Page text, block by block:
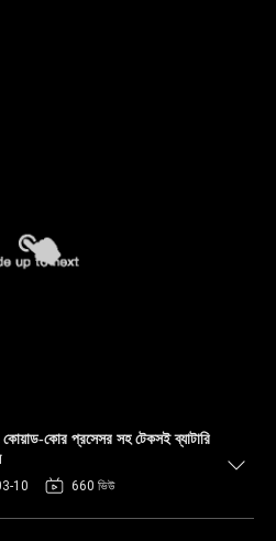
কোর প্রসেসর সহ টেকসই ব্যাটারি
10 660 ভিউ